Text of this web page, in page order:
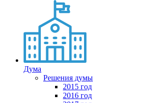
Дума
Решения думы
2015 год
2016 год